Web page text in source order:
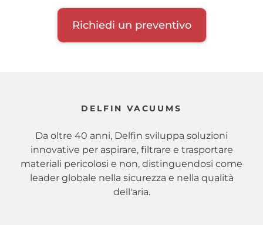
Richiedi un preventivo
DELFIN VACUUMS
Da oltre 40 anni, Delfin sviluppa soluzioni
innovative per aspirare, filtrare e trasportare
materiali pericolosi e non, distinguendosi come
leader globale nella sicurezza e nella qualità
dell'aria.